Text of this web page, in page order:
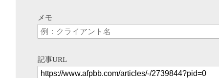
メモ
記事URL